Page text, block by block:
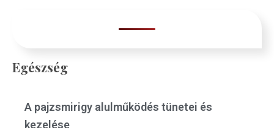
Egészség
A pajzsmirigy alulműködés tünetei és
kezelése